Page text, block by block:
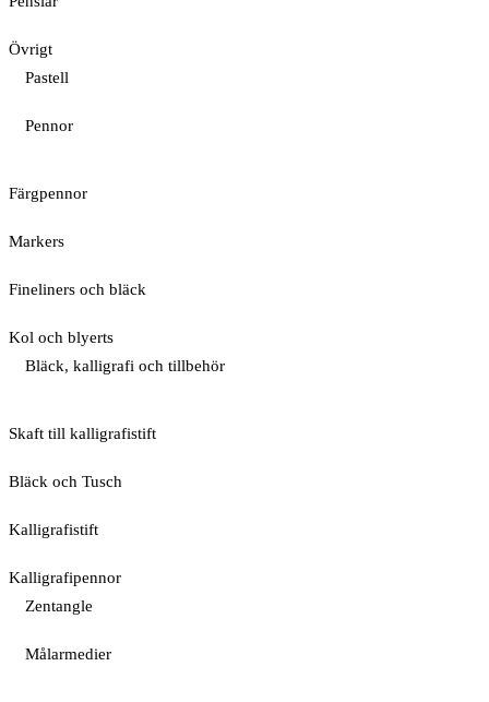
Övrigt
Pastell
Pennor
Färgpennor
Markers
Fineliners och bläck
Kol och blyerts
Bläck, kalligrafi och tillbehör
Skaft till kalligrafistift
Bläck och Tusch
Kalligrafistift
Kalligrafipennor
Zentangle
Målarmedier